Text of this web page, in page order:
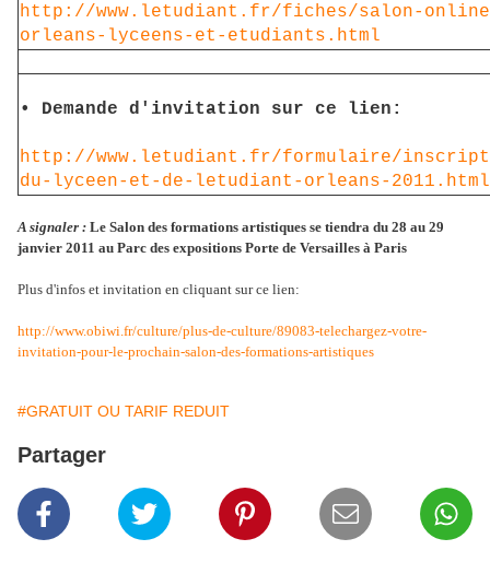
http://www.letudiant.fr/fiches/salon-
orleans-lyceens-et-etudiants.html
• Demande d'invitation sur ce lien:
http://www.letudiant.fr/formulaire/
du-lyceen-et-de-letudiant-orleans-2011.html
A signaler : Le Salon des formations artistiques se tiendra du 28 au 29
janvier 2011 au Parc des expositions Porte de Versailles à Paris
Plus d'infos et invitation en cliquant sur ce lien:
http://www.obiwi.fr/culture/plus-de-culture/89083-telechargez-votre-
invitation-pour-le-prochain-salon-des-formations-artistiques
#GRATUIT OU TARIF REDUIT
Partager